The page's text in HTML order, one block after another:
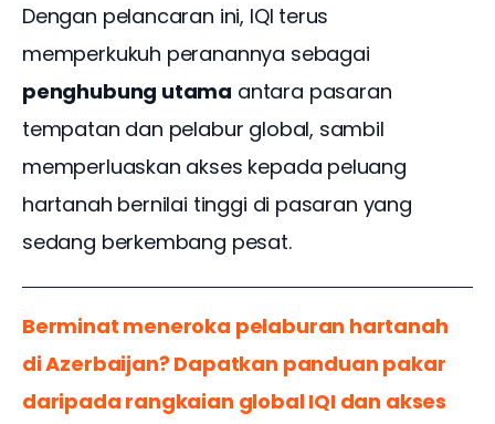
Dengan pelancaran ini, IQI terus
memperkukuh peranannya sebagai
penghubung utama antara pasaran
tempatan dan pelabur global, sambil
memperluaskan akses kepada peluang
hartanah bernilai tinggi di pasaran yang
sedang berkembang pesat.
Berminat meneroka pelaburan hartanah
di Azerbaijan? Dapatkan panduan pakar
daripada rangkaian global IQI dan akses